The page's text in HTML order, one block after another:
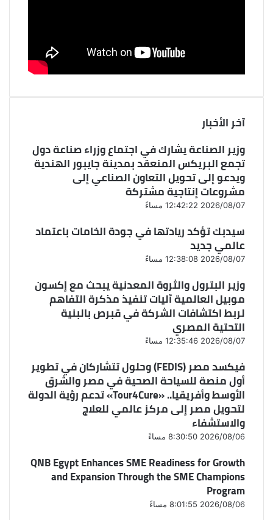
آخر الأخبار
وزير الصناعة يشارك في اجتماع وزراء صناعة دول
تجمع البريكس المنعقد بمدينة جايبور الهندية
ويدعو إلى تحويل التعاون الصناعي إلى
مشروعات إنتاجية مشتركة
2026/08/07 12:42:22 مساءً
سيدبك تؤكد ريادتها في جودة الخامات باعتماد
عالمي جديد
2026/08/07 12:38:08 مساءً
وزير البترول والثروة المعدنية يبحث مع إكسون
موبيل العالمية آليات تنفيذ مذكرة التفاهم
لربط اكتشافات الشركة في قبرص بالبنية
التحتية المصري
2026/08/07 12:35:46 مساءً
فيكسد مصر (FEDIS) وحلول تتشاركان في تطوير
أول منصة للسياحة الصحية في مصر والشرق
الأوسط وأفريقيا.. «Tour4Cure» تدعم رؤية الدولة
لتحويل مصر إلى مركز عالمي للعلاج
والاستشفاء
2026/08/06 8:30:50 مساءً
QNB Egypt Enhances SME Readiness for Growth
and Expansion Through the SME Champions
Program
2026/08/06 8:01:55 مساءً